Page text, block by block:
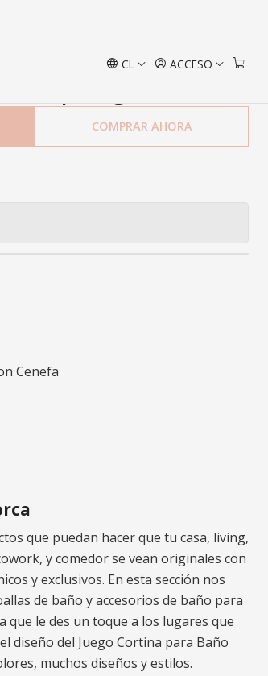
CL ACCESO
Spring 4 Piezas
COMPRAR AHORA
Cenefa
que puedan hacer que tu casa, living,
y comedor se vean originales con
y exclusivos. En esta sección nos
de baño y accesorios de baño para
que le des un toque a los lugares que
diseño del Juego Cortina para Baño
muchos diseños y estilos.